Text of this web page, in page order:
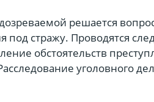
решается
стражу. Проводятся
обстоятельств
уголовного